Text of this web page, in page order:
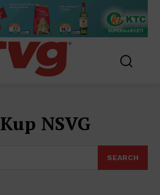
Kup NSVG
SEARCH